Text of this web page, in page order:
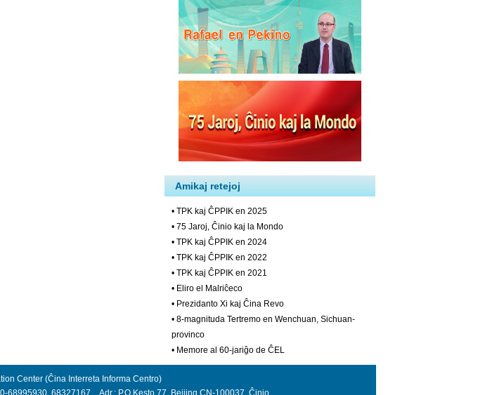
Center (Ĉina Interreta Informa Centro)
68995930, 68327167 Adr.: P.O.Kesto 77, Beijing CN-100037, Ĉinio